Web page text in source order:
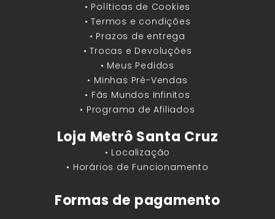
• Políticas de Cookies
• Termos e condições
• Prazos de entrega
• Trocas e Devoluções
• Meus Pedidos
• Minhas Pré-Vendas
• Fãs Mundos Infinitos
• Programa de Afiliados
Loja Metrô Santa Cruz
• Localização
• Horários de Funcionamento
Formas de pagamento